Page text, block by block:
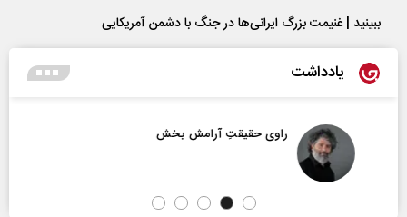
ببینید | غنیمت بزرگ ایرانی‌ها در جنگ با دشمن آمریکایی
یادداشت
راوی حقیقتِ آرامش‌ بخش